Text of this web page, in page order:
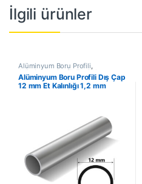
İlgili ürünler
Alüminyum Boru Profili,
Alüminyum Profil En Çok
Satanlar,İndirimli Ürünler
Alüminyum Boru Profili Dış Çap
12 mm Et Kalınlığı 1,2 mm